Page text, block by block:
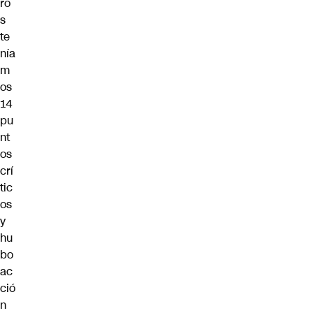
s
te
nía
m
os
14
pu
nt
os
crí
tic
os
y
hu
bo
ac
ció
n